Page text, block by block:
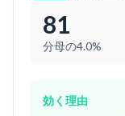
81
分母の4.0%
効く理由